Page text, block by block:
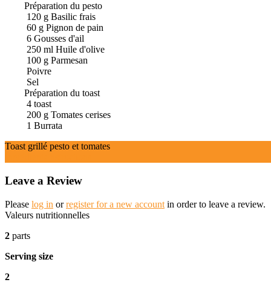
Préparation du pesto
120 g Basilic frais
60 g Pignon de pain
6 Gousses d'ail
250 ml Huile d'olive
100 g Parmesan
Poivre
Sel
Préparation du toast
4 toast
200 g Tomates cerises
1 Burrata
Toast grillé pesto et tomates
Leave a Review
Please log in orregister for a new account in order to leave a review.
Valeurs nutritionnelles
2 parts
Serving size
2